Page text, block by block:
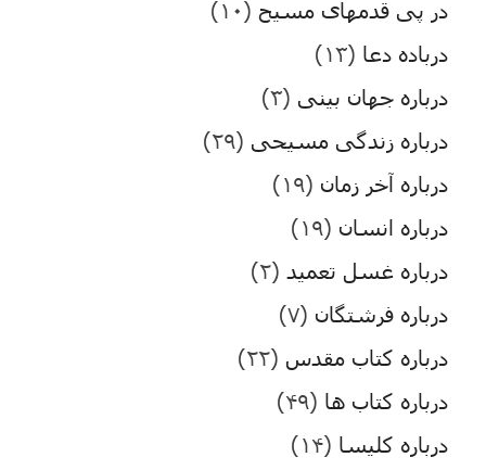
در پی قدمهای مسیح (۱۰)
درباده دعا (۱۳)
درباره جهان بینی (۳)
درباره زندگی مسیحی (۲۹)
درباره آخر زمان (۱۹)
درباره انسان (۱۹)
درباره غسل تعمید (۲)
درباره فرشتگان (۷)
درباره کتاب مقدس (۲۲)
درباره کتاب ها (۴۹)
درباره کلیسا (۱۴)